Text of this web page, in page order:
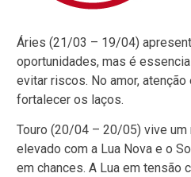
Áries (21/03 – 19/04)
oportunidades, mas é
evitar riscos. No amor,
fortalecer os laços.
Touro (20/04 – 20/05) vive
elevado com a Lua Nova e o
em chances. A Lua em tensão